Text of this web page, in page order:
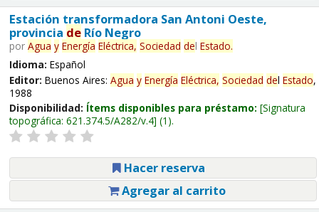
Estación transformadora San Antoni Oeste,
provincia deRío Negro
por Agua y Energía Eléctrica, Sociedad del Estado.
Idioma: Español
Editor: Buenos Aires: Agua y Energía Eléctrica, Sociedad del Estado,
1988
Disponibilidad: Ítems disponibles para préstamo: Signatura
topográfica: 621.374.5/A282/v.4 (1).
Hacer reserva
Agregar al carrito